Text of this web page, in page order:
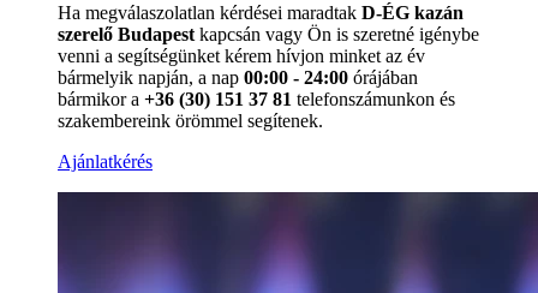
Ha megválaszolatlan kérdései maradtak D-ÉG kazán
szerelő Budapest kapcsán vagy Ön is szeretné igénybe
venni a segítségünket kérem hívjon minket az év
bármelyik napján, a nap 00:00 - 24:00 órájában
bármikor a +36 (30) 151 37 81 telefonszámunkon és
szakembereink örömmel segítenek.
Ajánlatkérés